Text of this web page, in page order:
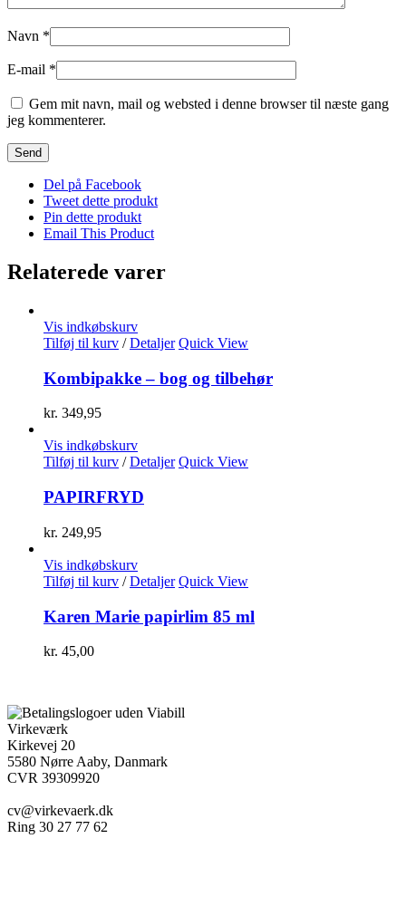
Navn *
E-mail *
Gem mit navn, mail og websted i denne browser til næste gang
jeg kommenterer.
Del på Facebook
Tweet dette produkt
Pin dette produkt
Email This Product
Relaterede varer
Vis indkøbskurv
Tilføj til kurv / Detaljer Quick View
Kombipakke – bog og tilbehør
kr. 349,95
Vis indkøbskurv
Tilføj til kurv / Detaljer Quick View
PAPIRFRYD
kr. 249,95
Vis indkøbskurv
Tilføj til kurv / Detaljer Quick View
Karen Marie papirlim 85 ml
kr. 45,00
Virkeværk
Kirkevej 20
5580 Nørre Aaby, Danmark
CVR 39309920
cv@virkevaerk.dk
Ring 30 27 77 62